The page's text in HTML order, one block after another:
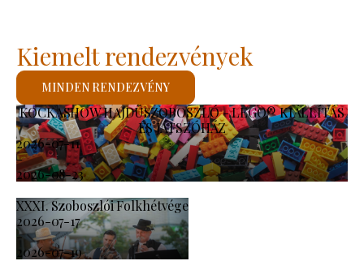
KOCKASHOW HAJDÚSZOBOSZLÓ - LEGO® KIÁLLÍTÁS
ÉS JÁTSZÓHÁZ
2026-07-11
-
2026-08-23
XXXI. Szoboszlói Folkhétvége
2026-07-17
-
2026-07-19
Kiemelt rendezvények
MINDEN RENDEZVÉNY